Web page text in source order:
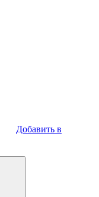
Добавить в